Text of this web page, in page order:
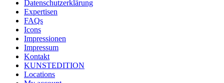
Datenschutzerklärung
Expertisen
FAQs
Icons
Impressionen
Impressum
Kontakt
KUNSTEDITION
Locations